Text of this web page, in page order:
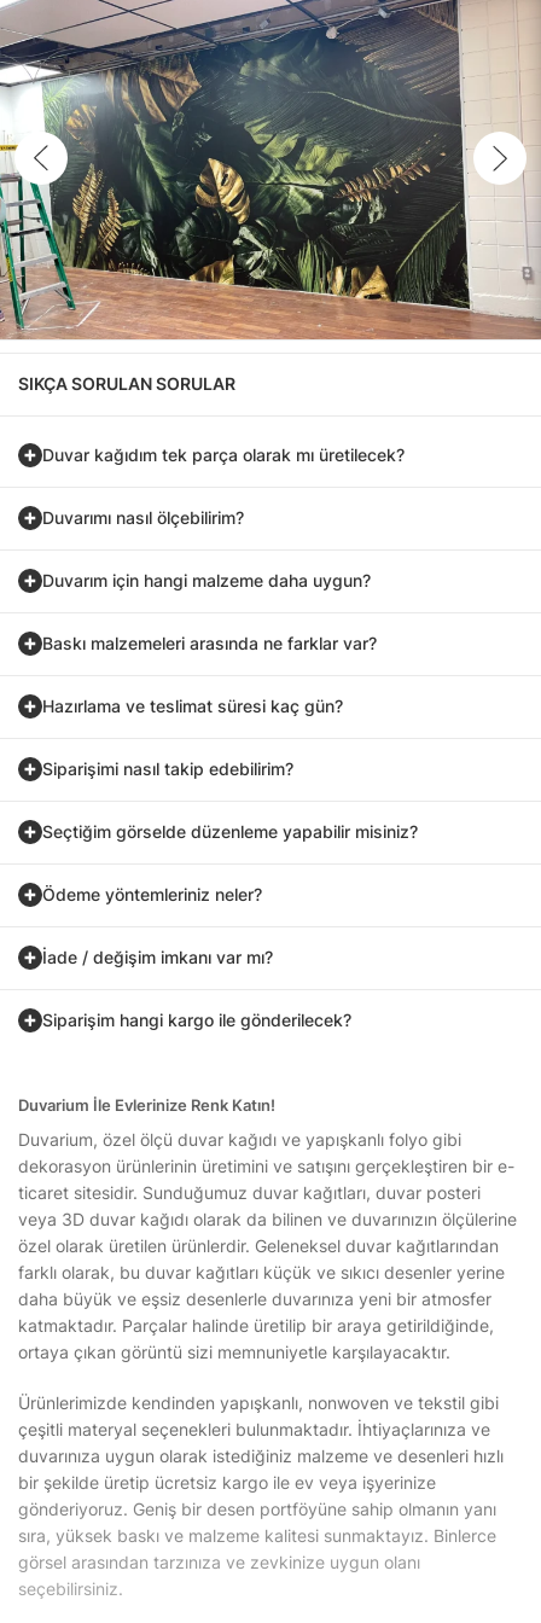
SIKÇA SORULAN SORULAR
Duvar kağıdım tek parça olarak mı üretilecek?
Duvarımı nasıl ölçebilirim?
Duvarım için hangi malzeme daha uygun?
Baskı malzemeleri arasında ne farklar var?
Hazırlama ve teslimat süresi kaç gün?
Siparişimi nasıl takip edebilirim?
Seçtiğim görselde düzenleme yapabilir misiniz?
Ödeme yöntemleriniz neler?
İade / değişim imkanı var mı?
Siparişim hangi kargo ile gönderilecek?
Duvarium İle Evlerinize Renk Katın!
Duvarium, özel ölçü duvar kağıdı ve yapışkanlı folyo gibi
dekorasyon ürünlerinin üretimini ve satışını gerçekleştiren bir e-
ticaret sitesidir. Sunduğumuz duvar kağıtları, duvar posteri
veya 3D duvar kağıdı olarak da bilinen ve duvarınızın ölçülerine
özel olarak üretilen ürünlerdir. Geleneksel duvar kağıtlarından
farklı olarak, bu duvar kağıtları küçük ve sıkıcı desenler yerine
daha büyük ve eşsiz desenlerle duvarınıza yeni bir atmosfer
katmaktadır. Parçalar halinde üretilip bir araya getirildiğinde,
ortaya çıkan görüntü sizi memnuniyetle karşılayacaktır.
Ürünlerimizde kendinden yapışkanlı, nonwoven ve tekstil gibi
çeşitli materyal seçenekleri bulunmaktadır. İhtiyaçlarınıza ve
duvarınıza uygun olarak istediğiniz malzeme ve desenleri hızlı
bir şekilde üretip ücretsiz kargo ile ev veya işyerinize
gönderiyoruz. Geniş bir desen portföyüne sahip olmanın yanı
sıra, yüksek baskı ve malzeme kalitesi sunmaktayız. Binlerce
görsel arasından tarzınıza ve zevkinize uygun olanı
seçebilirsiniz.